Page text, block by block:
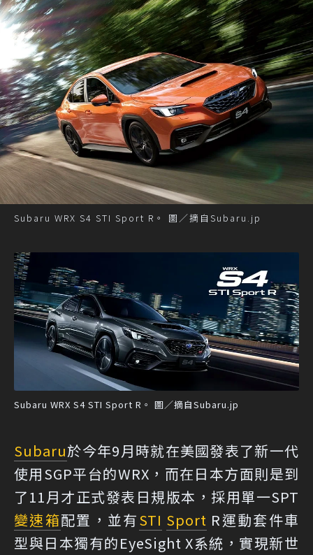
Subaru WRX S4 STI Sport R。 圖／摘自Subaru.jp
Subaru WRX S4 STI Sport R。 圖／摘自Subaru.jp
Subaru於今年9月時就在美國發表了新一代
使用SGP平台的WRX，而在日本方面則是到
了11月才正式發表日規版本，採用單一SPT
變速箱配置，並有STI Sport R運動套件車
型與日本獨有的EyeSight X系統，實現新世